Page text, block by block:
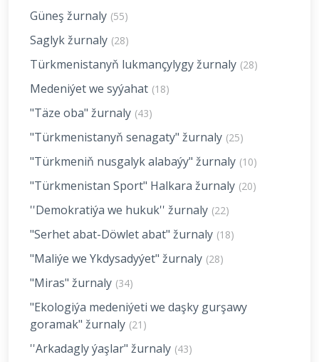
Güneş žurnaly (55)
Saglyk žurnaly (28)
Türkmenistanyň lukmançylygy žurnaly (28)
Medeniýet we syýahat (18)
"Täze oba" žurnaly (43)
"Türkmenistanyň senagaty" žurnaly (25)
"Türkmeniň nusgalyk alabaýy" žurnaly (10)
"Türkmenistan Sport" Halkara žurnaly (20)
''Demokratiýa we hukuk'' žurnaly (22)
"Serhet abat-Döwlet abat" žurnaly (18)
"Maliýe we Ykdysadyýet" žurnaly (28)
"Miras" žurnaly (34)
"Ekologiýa medeniýeti we daşky gurşawy
goramak" žurnaly (21)
''Arkadagly ýaşlar" žurnaly (43)